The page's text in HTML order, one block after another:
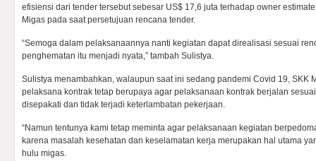
efisiensi dari tender tersebut sebesar US$ 17,6 juta terhadap owner
Migas pada saat persetujuan rencana tender.
“Semoga dalam pelaksanaannya nanti kegiatan dapat direalisasi sesuai
penghematan itu menjadi nyata,” tambah Sulistya.
Sulistya menambahkan, walaupun saat ini sedang pandemi Covid 19, SKK
pelaksana kontrak tetap berupaya agar pelaksanaan kontrak berjalan
disepakati dan tidak terjadi keterlambatan pekerjaan.
“Namun tentunya kami tetap meminta agar pelaksanaan kegiatan
karena masalah kesehatan dan keselamatan kerja merupakan hal utama
hulu migas.